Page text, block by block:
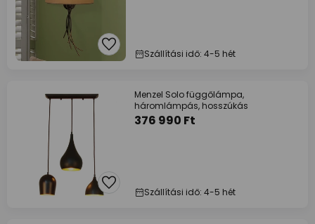
Szállítási idő: 4-5 hét
Menzel Solo függőlámpa,
háromlámpás, hosszúkás
376 990 Ft
Szállítási idő: 4-5 hét